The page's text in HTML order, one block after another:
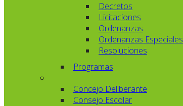
Decretos
Licitaciones
Ordenanzas
Ordenanzas Especiales
Resoluciones
Programas
Concejo Deliberante
Consejo Escolar